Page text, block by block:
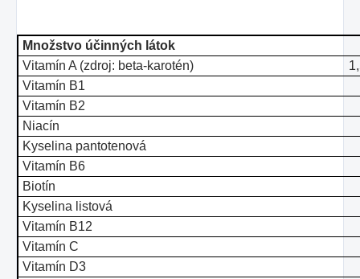
Množstvo účinných látok
Vitamín A (zdroj: beta-karotén)
Vitamín B1
Vitamín B2
Niacín
Kyselina pantotenová
Vitamín B6
Biotín
Kyselina listová
Vitamín B12
Vitamín C
Vitamín D3